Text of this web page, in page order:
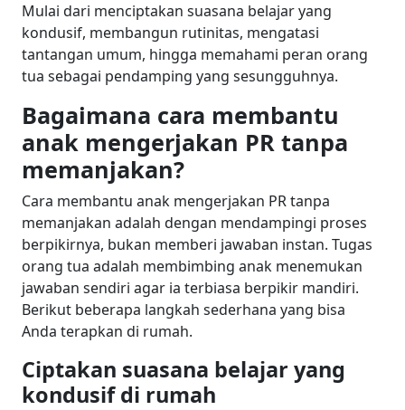
Mulai dari menciptakan suasana belajar yang
kondusif, membangun rutinitas, mengatasi
tantangan umum, hingga memahami peran orang
tua sebagai pendamping yang sesungguhnya.
Bagaimana cara membantu
anak mengerjakan PR tanpa
memanjakan?
Cara membantu anak mengerjakan PR tanpa
memanjakan adalah dengan mendampingi proses
berpikirnya, bukan memberi jawaban instan. Tugas
orang tua adalah membimbing anak menemukan
jawaban sendiri agar ia terbiasa berpikir mandiri.
Berikut beberapa langkah sederhana yang bisa
Anda terapkan di rumah.
Ciptakan suasana belajar yang
kondusif di rumah